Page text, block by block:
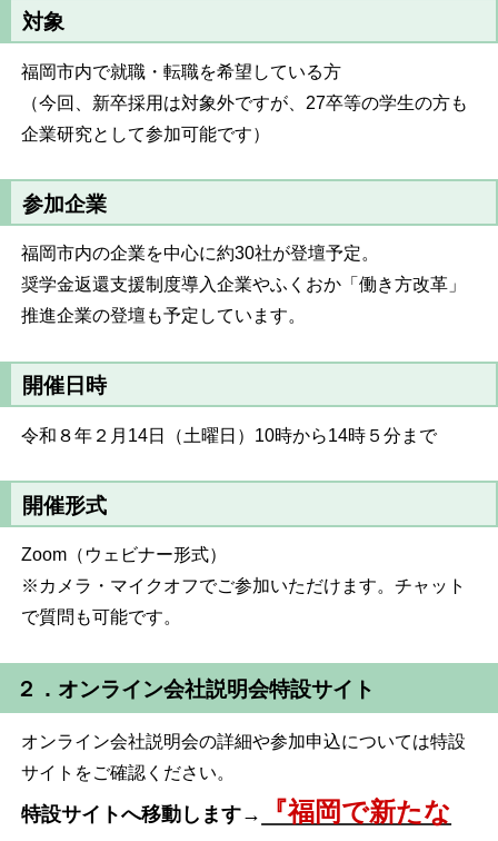
対象
福岡市内で就職・転職を希望している方
（今回、新卒採用は対象外ですが、27卒等の学生の方も
企業研究として参加可能です）
参加企業
福岡市内の企業を中心に約30社が登壇予定。
奨学金返還支援制度導入企業やふくおか「働き方改革」
推進企業の登壇も予定しています。
開催日時
令和８年２月14日（土曜日）10時から14時５分まで
開催形式
Zoom（ウェビナー形式）
※カメラ・マイクオフでご参加いただけます。チャット
で質問も可能です。
２．オンライン会社説明会特設サイト
オンライン会社説明会の詳細や参加申込については特設
サイトをご確認ください。
特設サイトへ移動します→
『福岡で新たな